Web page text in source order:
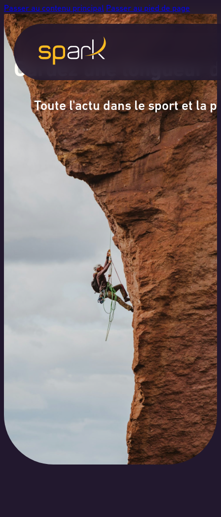
Passer au contenu principal Passer au pied de page
Gardez une longueur
Toute l'actu dans le sport et la